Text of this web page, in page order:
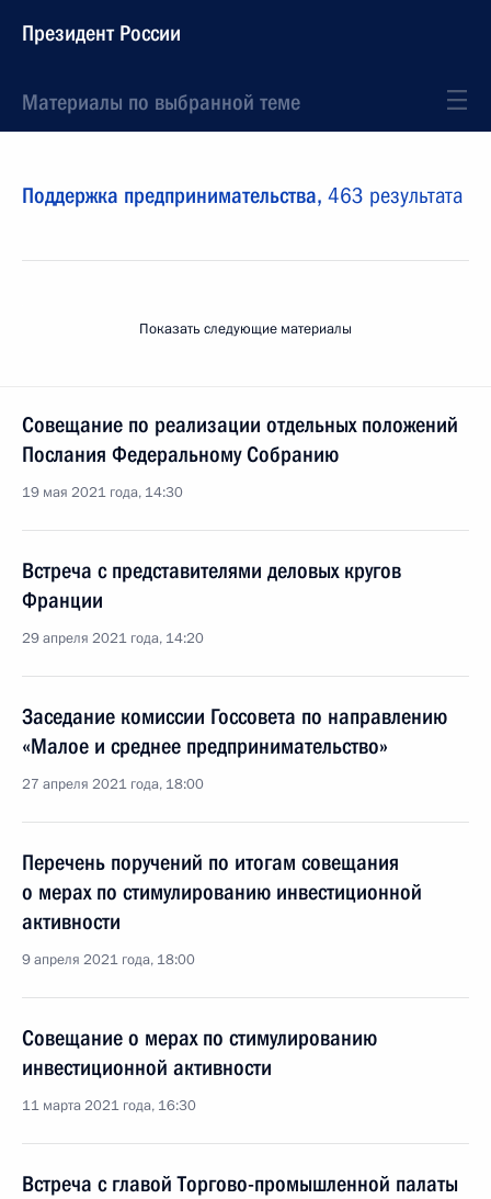
Президент России
Материалы по выбранной теме
Поддержка предпринимательства, 463 результата
Показать следующие материалы
Совещание по реализации отдельных положений
Послания Федеральному Собранию
19 мая 2021 года, 14:30
Встреча с представителями деловых кругов
Франции
29 апреля 2021 года, 14:20
Заседание комиссии Госсовета по направлению
«Малое и среднее предпринимательство»
27 апреля 2021 года, 18:00
Перечень поручений по итогам совещания
о мерах по стимулированию инвестиционной
активности
9 апреля 2021 года, 18:00
Совещание о мерах по стимулированию
инвестиционной активности
11 марта 2021 года, 16:30
Встреча с главой Торгово-промышленной палаты